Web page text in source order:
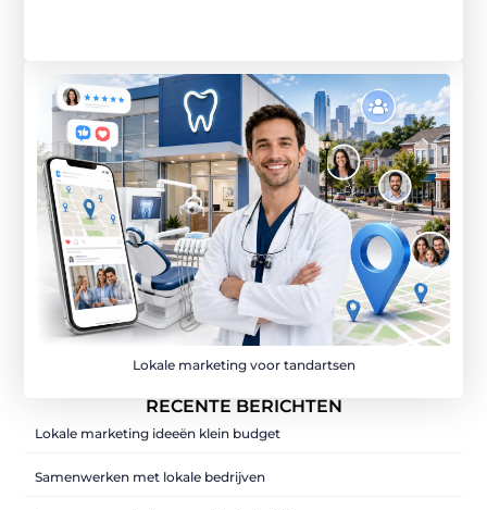
Lokale marketing voor tandartsen
RECENTE BERICHTEN
Lokale marketing ideeën klein budget
Samenwerken met lokale bedrijven